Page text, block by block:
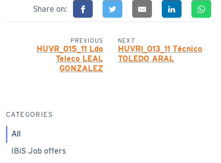
Share on:
PREVIOUS
HUVR_015_11 Ldo
Teleco LEAL
GONZALEZ
NEXT
HUVRI_013_11 Técnico
TOLEDO ARAL
CATEGORIES
All
IBiS Job offers